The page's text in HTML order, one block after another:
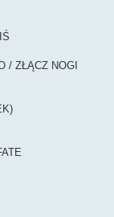
/ ZŁĄCZ NOGI